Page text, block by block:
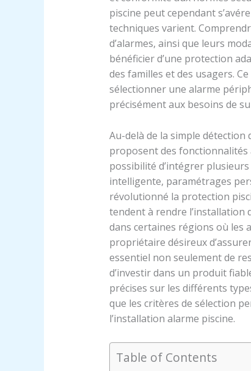
piscine peut cependant
techniques varient.
d’alarmes, ainsi que leurs
bénéficier d’une protection
des familles et des usagers.
sélectionner une alarme
précisément aux besoins de
Au-delà de la simple détection
proposent des fonctionnalités
possibilité d’intégrer
intelligente, paramétrages
révolutionné la protection
tendent à rendre
dans certaines régions où les
propriétaire désireux
essentiel non seulement de
d’investir dans un produit
précises sur les différents
que les critères de sélection
l’installation alarme piscine.
Table of Contents